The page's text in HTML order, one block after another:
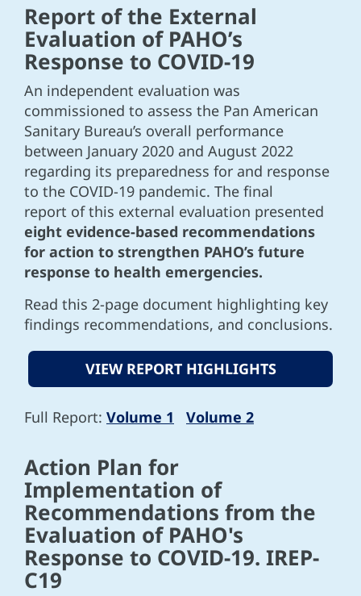
Report of the External
Evaluation of PAHO’s
Response to COVID-19
An independent evaluation was
commissioned to assess the Pan American
Sanitary Bureau’s overall performance
between January 2020 and August 2022
regarding its preparedness for and response
to the COVID-19 pandemic. The final
report of this external evaluation presented
eight evidence-based recommendations
for action to strengthen PAHO’s future
response to health emergencies.
Read this 2-page document highlighting key
findings recommendations, and conclusions.
VIEW REPORT HIGHLIGHTS
Full Report: Volume 1 Volume 2
Action Plan for
Implementation of
Recommendations from the
Evaluation of PAHO's
Response to COVID-19. IREP-
C19